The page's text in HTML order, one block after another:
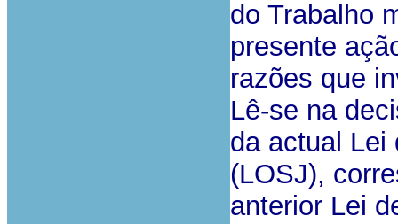
do Trabalho
presente
razões que
Lê-se na
da actual Lei
(LOSJ),
anterior Lei